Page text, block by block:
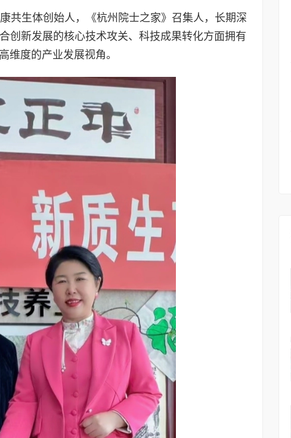
共生体创始人，《杭州院士之家》召集人，长期深
创新发展的核心技术攻关、科技成果转化方面拥有
维度的产业发展视角。